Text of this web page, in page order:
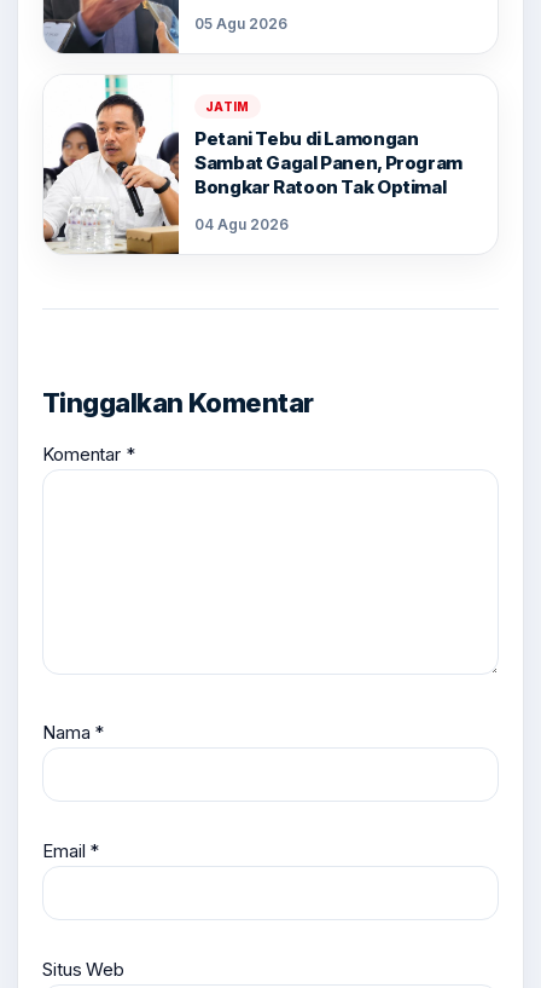
05 Agu 2026
JATIM
Petani Tebu di Lamongan
Sambat Gagal Panen, Program
Bongkar Ratoon Tak Optimal
04 Agu 2026
Tinggalkan Komentar
Komentar *
Nama *
Email *
Situs Web